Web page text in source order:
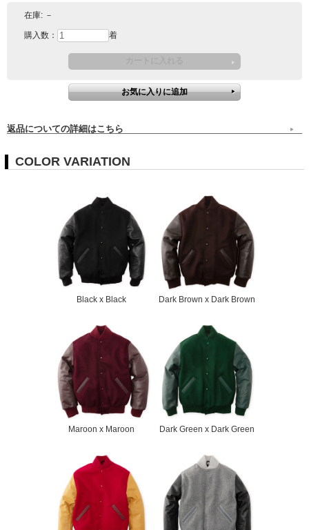
在庫: －
購入数： 着
返品についての詳細はこちら
COLOR VARIATION
Black x Black Dark Brown x Dark Brown
Maroon x Maroon Dark Green x Dark Green